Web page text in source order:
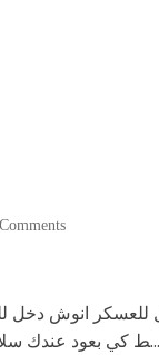
0 Comments
انوش دخل
ط كي بعود عندك سلاح و العدو قدامك…